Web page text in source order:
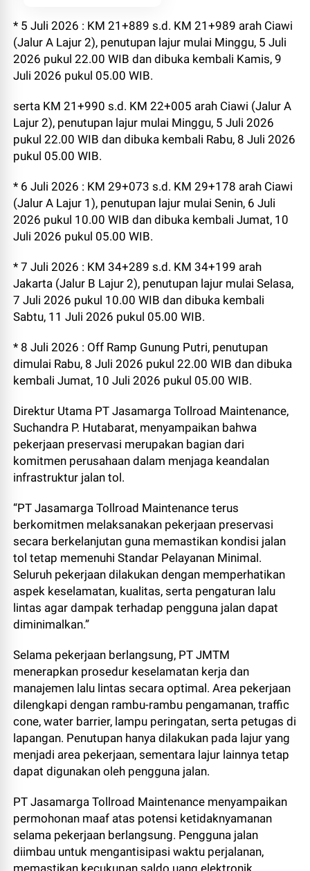
* 5 Juli 2026 : KM 21+889 s.d. KM 21+989 arah Ciawi
(Jalur A Lajur 2), penutupan lajur mulai Minggu, 5 Juli
2026 pukul 22.00 WIB dan dibuka kembali Kamis, 9
Juli 2026 pukul 05.00 WIB.
serta KM 21+990 s.d. KM 22+005 arah Ciawi (Jalur A
Lajur 2), penutupan lajur mulai Minggu, 5 Juli 2026
pukul 22.00 WIB dan dibuka kembali Rabu, 8 Juli 2026
pukul 05.00 WIB.
* 6 Juli 2026 : KM 29+073 s.d. KM 29+178 arah Ciawi
(Jalur A Lajur 1), penutupan lajur mulai Senin, 6 Juli
2026 pukul 10.00 WIB dan dibuka kembali Jumat, 10
Juli 2026 pukul 05.00 WIB.
* 7 Juli 2026 : KM 34+289 s.d. KM 34+199 arah
Jakarta (Jalur B Lajur 2), penutupan lajur mulai Selasa,
7 Juli 2026 pukul 10.00 WIB dan dibuka kembali
Sabtu, 11 Juli 2026 pukul 05.00 WIB.
* 8 Juli 2026 : Off Ramp Gunung Putri, penutupan
dimulai Rabu, 8 Juli 2026 pukul 22.00 WIB dan dibuka
kembali Jumat, 10 Juli 2026 pukul 05.00 WIB.
Direktur Utama PT Jasamarga Tollroad Maintenance,
Suchandra P. Hutabarat, menyampaikan bahwa
pekerjaan preservasi merupakan bagian dari
komitmen perusahaan dalam menjaga keandalan
infrastruktur jalan tol.
“PT Jasamarga Tollroad Maintenance terus
berkomitmen melaksanakan pekerjaan preservasi
secara berkelanjutan guna memastikan kondisi jalan
tol tetap memenuhi Standar Pelayanan Minimal.
Seluruh pekerjaan dilakukan dengan memperhatikan
aspek keselamatan, kualitas, serta pengaturan lalu
lintas agar dampak terhadap pengguna jalan dapat
diminimalkan.”
Selama pekerjaan berlangsung, PT JMTM
menerapkan prosedur keselamatan kerja dan
manajemen lalu lintas secara optimal. Area pekerjaan
dilengkapi dengan rambu-rambu pengamanan, traffic
cone, water barrier, lampu peringatan, serta petugas di
lapangan. Penutupan hanya dilakukan pada lajur yang
menjadi area pekerjaan, sementara lajur lainnya tetap
dapat digunakan oleh pengguna jalan.
PT Jasamarga Tollroad Maintenance menyampaikan
permohonan maaf atas potensi ketidaknyamanan
selama pekerjaan berlangsung. Pengguna jalan
diimbau untuk mengantisipasi waktu perjalanan,